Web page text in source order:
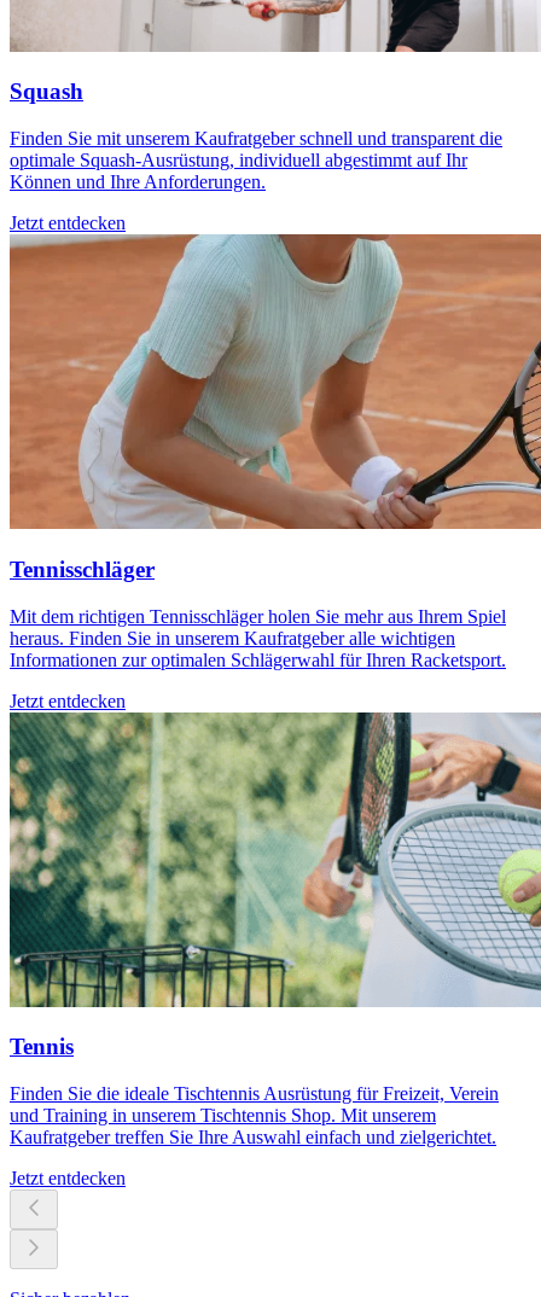
Squash
Finden Sie mit unserem Kaufratgeber schnell und transparent die
optimale Squash-Ausrüstung, individuell abgestimmt auf Ihr
Können und Ihre Anforderungen.
Jetzt entdecken
Tennisschläger
Mit dem richtigen Tennisschläger holen Sie mehr aus Ihrem Spiel
heraus. Finden Sie in unserem Kaufratgeber alle wichtigen
Informationen zur optimalen Schlägerwahl für Ihren Racketsport.
Jetzt entdecken
Tennis
Finden Sie die ideale Tischtennis Ausrüstung für Freizeit, Verein
und Training in unserem Tischtennis Shop. Mit unserem
Kaufratgeber treffen Sie Ihre Auswahl einfach und zielgerichtet.
Jetzt entdecken